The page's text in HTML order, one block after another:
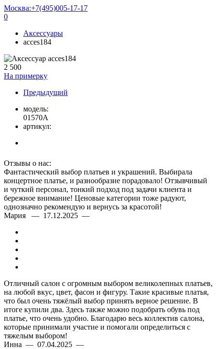
Москва:+7(495)005-17-17
0
Аксессуары
acces184
2 500
На примерку
Предыдущий
модель:
01570A
артикул:
Отзывы о нас:
Фантастический выбор платьев и украшений. Выбирала
концертное платье, и разнообразие порадовало! Отзывчивый
и чуткий персонал, тонкий подход под задачи клиента и
бережное внимание! Ценовые категории тоже радуют,
однозначно рекомендую и вернусь за красотой!
Мария — 17.12.2025 —
Отличный салон с огромным выбором великолепных платьев,
на любой вкус, цвет, фасон и фигуру. Такие красивые платья,
что был очень тяжёлый выбор принять верное решение. В
итоге купили два. Здесь также можно подобрать обувь под
платье, что очень удобно. Благодарю весь коллектив салона,
которые принимали участие и помогали определиться с
тяжелым выбором!
Инна — 07.04.2025 —